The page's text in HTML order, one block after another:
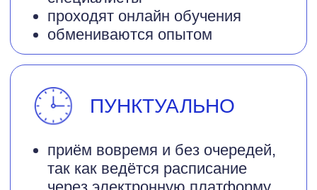
ЗАПИСАТЬСЯ НА ПРИЕМ
Контакты клиники
доказательной
медицины
«НЕОМЕДИКА»